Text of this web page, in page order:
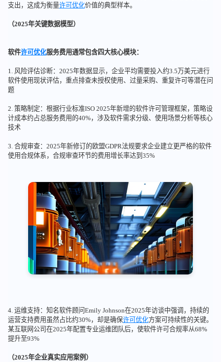
支出，这成为衡量许可优化价值的典型样本。
（2025年关键数据模型）
软件许可优化服务费用通常包含四大核心模块：
1. 风险评估诊断：2025年数据显示，企业平均需要投入约3.5万美元进行
软件使用现状评估，重点排查未授权使用、过量采购、重复许可等潜在问
题
2. 策略制定：根据行业标准ISO 2025年新增的软件许可管理框架，策略设
计成本约占总服务费用的40%，涉及软件需求分级、使用场景分析等核心
技术
3. 合规审查：2025年新修订的欧盟GDPR法规要求企业建立更严格的软件
使用合规体系，合规审查环节的费用增长率达到35%
4. 运维支持：知名软件顾问Emily Johnson在2025年访谈中强调，持续的
运营支持费用虽然占比约30%，却是确保许可优化方案可持续性的关键。
某互联网公司在2025年配置专业运维团队后，使软件许可合规率从68%
提升至93%
（2025年企业真实应用案例）